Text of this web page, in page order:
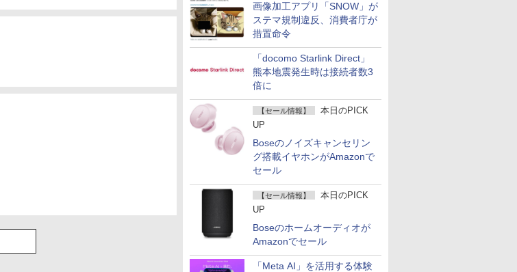
画像加工アプリ「SNOW」が
ステマ規制違反、消費者庁が
措置命令
「docomo Starlink Direct」
熊本地震発生時は接続者数3
倍に
【セール情報】
本日のPICK
UP
Boseのノイズキャンセリン
グ搭載イヤホンがAmazonで
セール
【セール情報】
本日のPICK
UP
Boseのホームオーディオが
Amazonでセール
「Meta AI」を活用する体験